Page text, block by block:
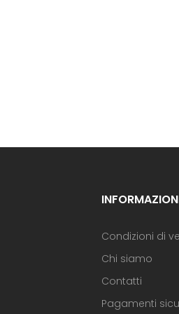
Condizioni di
Chi siamo
Contatti
Pagamenti